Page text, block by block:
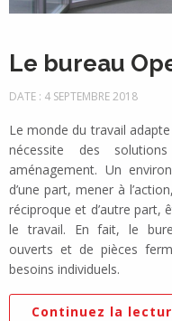
Le bureau
DATE : 4 SEPTEMBRE 2018
Le monde du travail
nécessite des
aménagement. Un
d’une part, mener à
réciproque et d’autre part,
le travail. En fait, le
ouverts et de pièces
besoins individuels.
Continuez la